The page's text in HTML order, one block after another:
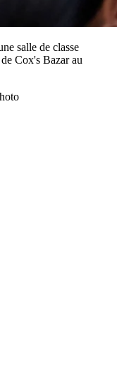
salle de classe
Cox's Bazar au